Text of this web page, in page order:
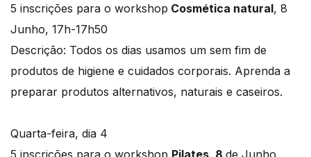
5 inscrições para o workshop Cosmética natural, 8
Junho, 17h-17h50
Descrição: Todos os dias usamos um sem fim de
produtos de higiene e cuidados corporais. Aprenda a
preparar produtos alternativos, naturais e caseiros.
Quarta-feira, dia 4